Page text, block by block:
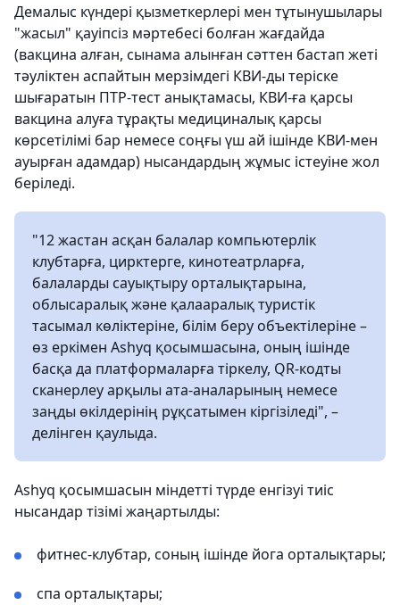
Демалыс күндері қызметкерлері мен тұтынушылары
"жасыл" қауіпсіз мәртебесі болған жағдайда
(вакцина алған, сынама алынған сәттен бастап жеті
тәуліктен аспайтын мерзімдегі КВИ-ды теріске
шығаратын ПТР-тест анықтамасы, КВИ-ға қарсы
вакцина алуға тұрақты медициналық қарсы
көрсетілімі бар немесе соңғы үш ай ішінде КВИ-мен
ауырған адамдар) нысандардың жұмыс істеуіне жол
беріледі.
"12 жастан асқан балалар компьютерлік
клубтарға, цирктерге, кинотеатрларға,
балаларды сауықтыру орталықтарына,
облысаралық және қалааралық туристік
тасымал көліктеріне, білім беру объектілеріне –
өз еркімен Ashyq қосымшасына, оның ішінде
басқа да платформаларға тіркелу, QR-кодты
сканерлеу арқылы ата-аналарының немесе
заңды өкілдерінің рұқсатымен кіргізіледі", –
делінген қаулыда.
Ashyq қосымшасын міндетті түрде енгізуі тиіс
нысандар тізімі жаңартылды:
фитнес-клубтар, соның ішінде йога орталықтары;
спа орталықтары;